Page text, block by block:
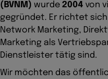
(BVNM) wurde 2004 von
gegründet. Er richtet
Network Marketing,
Marketing als
Dienstleister tätig sind.
Wir möchten das